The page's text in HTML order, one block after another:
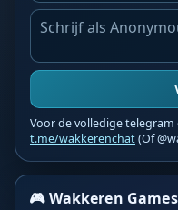
Voor de volledige
t.me/wakkerenchat(Of
🎮 Wakkeren Games